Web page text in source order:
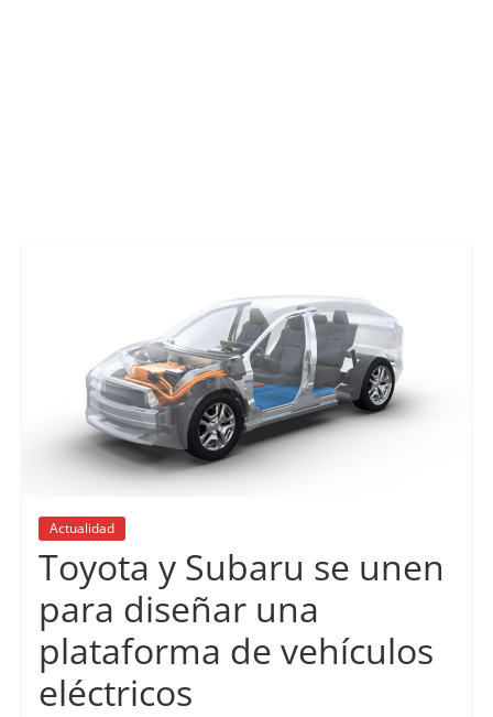
Actualidad
Toyota y Subaru se unen
para diseñar una
plataforma de vehículos
eléctricos